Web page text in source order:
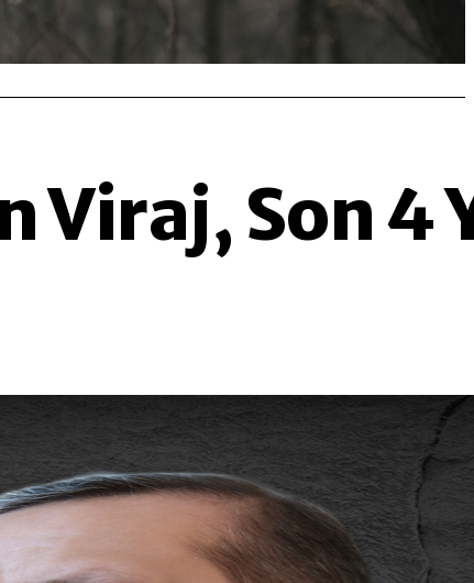
Son 4